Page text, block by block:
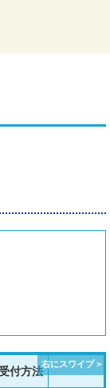
付方法